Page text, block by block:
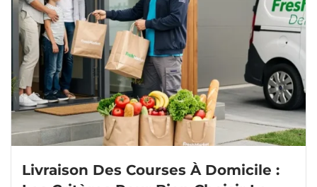
Livraison Des Courses À Domicile :